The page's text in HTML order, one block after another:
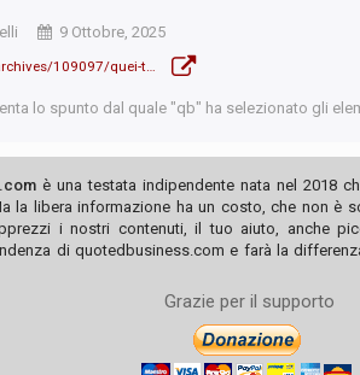
9 Ottobre, 2025
lavoce.info/archives/109097/quei-territori-francesi-a-zero-disoccupazione/
lo spunto dal quale "qb" ha selezionato gli
è una testata indipendente nata nel 2018
la libera informazione ha un costo, che non è
i nostri contenuti, il tuo aiuto, anche
di quotedbusiness.com e farà la
Grazie per il supporto